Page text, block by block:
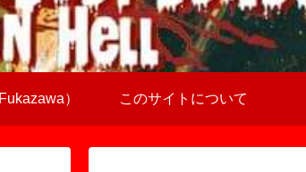
） このサイトについて